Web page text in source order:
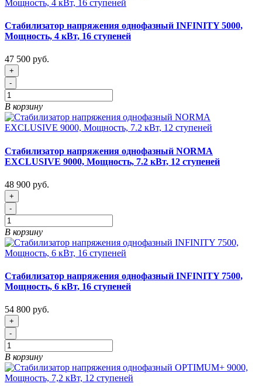
Стабилизатор напряжения однофазный INFINITY 5000,
Мощность, 4 кВт, 16 ступеней
47 500 руб.
+
-
В корзину
Стабилизатор напряжения однофазный NORMA
EXCLUSIVE 9000, Мощность, 7.2 кВт, 12 ступеней
48 900 руб.
+
-
В корзину
Стабилизатор напряжения однофазный INFINITY 7500,
Мощность, 6 кВт, 16 ступеней
54 800 руб.
+
-
В корзину